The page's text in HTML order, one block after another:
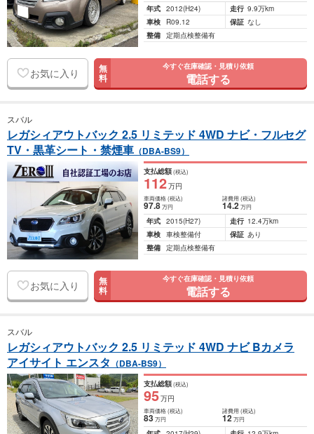
年式 2012(H24) 走行 9.9万km
車検
R09.12 保証 なし
整備 定期点検整備有
お気に入り 無
料
今すぐ在庫確認・見積り依頼
電話する
スバル
レガシィアウトバック 2.5 リミテッド 4WD ナビ・フルセグ
TV・黒革シート・禁煙車 （DBA-BS9）
支払総額(税込)
112万円
車両価格(税込)
97.8万円
諸費用 (税込)
14.2 万円
年式 2015(H27) 走行 12.4万km
車検 車検整備付 保証 あり
整備 定期点検整備有
お気に入り 無
料
今すぐ在庫確認・見積り依頼
電話する
スバル
レガシィアウトバック 2.5 リミテッド 4WD ナビ Bカメラ
アイサイト エンスタ （DBA-BS9）
支払総額(税込)
95万円
車両価格(税込)
83万円
諸費用 (税込)
12 万円